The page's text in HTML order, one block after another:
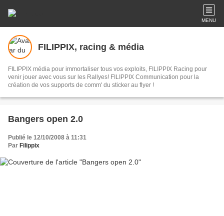
MENU
FILIPPIX, racing & média
FILIPPIX média pour immortaliser tous vos exploits, FILIPPIX Racing pour
venir jouer avec vous sur les Rallyes! FILIPPIX Communication pour la
création de vos supports de comm' du sticker au flyer !
Bangers open 2.0
Publié le 12/10/2008 à 11:31
Par Filippix